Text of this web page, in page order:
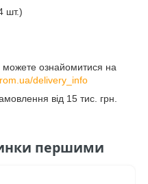
шт.)
ознайомитися на
delivery_info
від 15 тис. грн.
першими